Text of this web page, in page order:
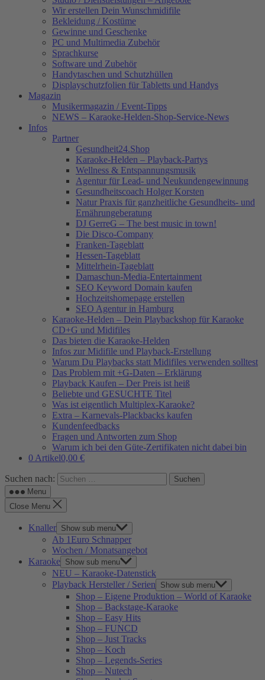
Wir erstellen Dein Wunschmidifile
Bekleidung / Kostüme
Gewinne und Geschenke
PC und Multimedia Zubehör
Sprachkurse
Software und Zubehör
Handytaschen und Schutzhüllen
Displayschutzfolien für Tabletts und Handys
Magazin
Musikermagazin / Event-Tipps
NEWS – Karaoke-Helden-Shop-Service-News
Infos
Partner
Gesundheit24.Shop
Karaoke-Helden – Playback-Partys
Wellness & Entspannungsmusik
Agentur für Lead- und Neukundengewinnung
Gesundheitscoach Holger Korsten
Natur Praxis für ganzheitliche Gesundheits- und
Ernährungeberatung
DJ GerreG – The best music in town!
Die Disco-Company
Franken-Tageblatt
Hessen-Tageblatt
Mittelrhein-Tageblatt
Damaschun-Media-Entertainment
SEO Keyword Domain kaufen
Hochzeitshomepage erstellen
SEO Agentur in Hamburg
Karaoke-Helden – Dein Playbackshop für Karaoke
CD+G und Midifiles
Das bieten die Karaoke-Helden
Infos zur Midifile und Playback-Erstellung
Warum Du Playbacks statt Midifiles verwenden solltest
Das Problem mit +G-Daten – Erklärung
Playback Kaufen – Der Preis ist heiß
Beliebte und GESUCHTE Titel
Was ist eigentlich Multiplex-Karaoke?
Extra – Karnevals-Plackbacks kaufen
Kundenfeedbacks
Fragen und Antworten zum Shop
Warum ich bei den Güte-Zertifikaten nicht dabei bin
0 Artikel0,00 €
Suchen nach:
Menu
Close Menu
Knaller Show sub menu
Ab 1Euro Schnapper
Wochen / Monatsangebot
Karaoke Show sub menu
NEU – Karaoke-Datenstick
Playback Hersteller / Serien
Show sub menu
Shop – Eigene Produktion – World of Karaoke
Shop – Backstage-Karaoke
Shop – Easy Hits
Shop – FUNCD
Shop – Just Tracks
Shop – Koch
Shop – Legends-Series
Shop – Nutech